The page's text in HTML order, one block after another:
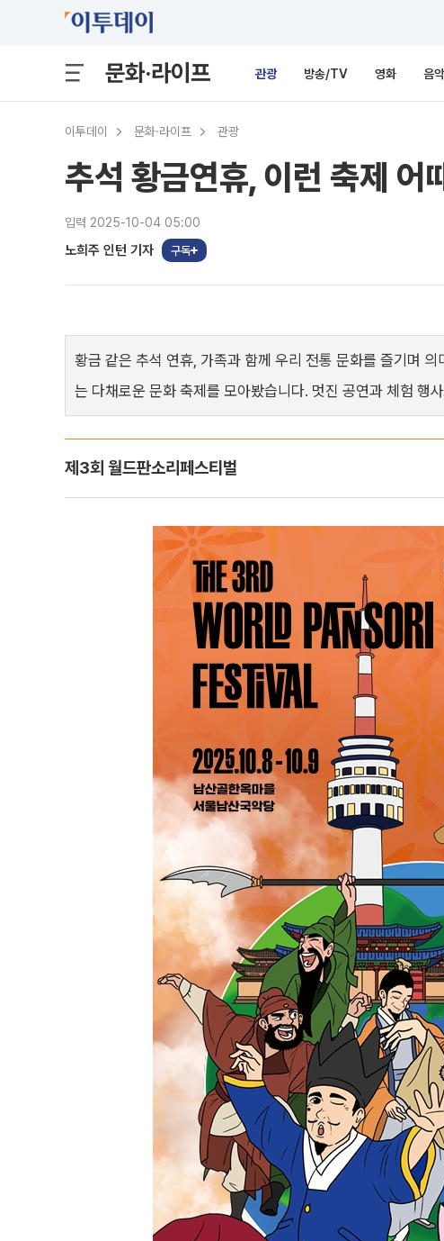
문화·라이프 관광 방송/TV 영화 음악
이투데이 문화·라이프 관광
추석 황금연휴, 이런 축제
입력 2025-10-04 05:00
노희주 인턴 기자 구독
황금 같은 추석 연휴, 가족과 함께 우리 전통 문화를 즐기며
는 다채로운 문화 축제를 모아봤습니다. 멋진 공연과 체험 행
제3회 월드판소리페스티벌